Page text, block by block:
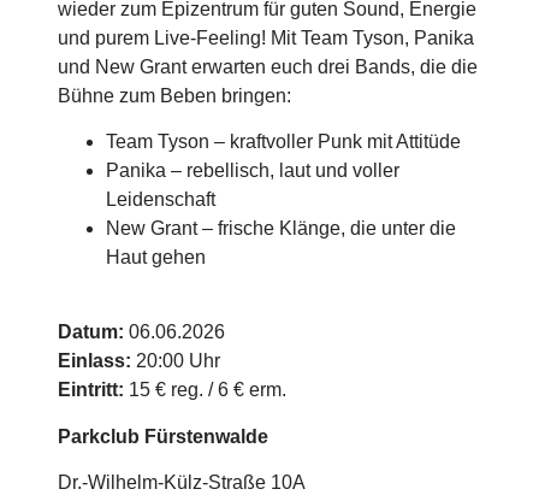
wieder zum Epizentrum für guten Sound, Energie
und purem Live-Feeling! Mit Team Tyson, Panika
und New Grant erwarten euch drei Bands, die die
Bühne zum Beben bringen:
Team Tyson – kraftvoller Punk mit Attitüde
Panika – rebellisch, laut und voller
Leidenschaft
New Grant – frische Klänge, die unter die
Haut gehen
Datum: 06.06.2026
Einlass: 20:00 Uhr
Eintritt: 15 € reg. / 6 € erm.
Parkclub Fürstenwalde
Dr.-Wilhelm-Külz-Straße 10A